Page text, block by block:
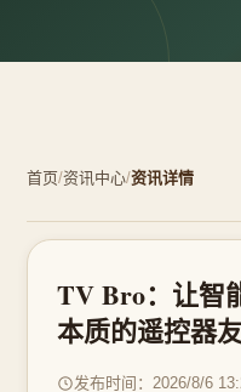
首页/资讯中心/资讯详情
TV Bro：让智
本质的遥控器
发布时间：2026/8/6